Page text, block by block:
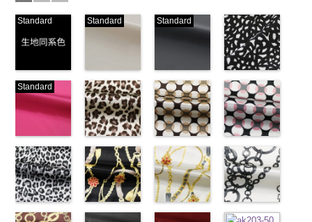
(-/TK)
http://www.anys.co.jp/wp-
content/uploads/2013/04/jpg
ステル100％
CHARALIST、
d.、
DOLCELABY、
Standard
(221/OT)
http://www.anys.co.jp/wp-
content/uploads/2013/04/221.jpg
221 ベージュ
ステル100％
CHARALIST、
d.、
DOLCELABY、
Standard
(19/OT)
http://www.anys.co.jp/wp-
content/uploads/2013/02/19.jpg
19 ブラック
ステル100％
CHARALIST、
d.、
DOLCELABY、
Standard
ワイト模様
(KKP3601-
24-C)
http://
24-c.jpg
KKP3601-24-
C ブラック×
ホワイト
(777/OT)
http://www.anys.co.jp/wp-
content/uploads/2013/08/777.jpg
777 ピンク
Standard
ブラウン
(KKP1092-
55-B/UN)
http://www.anys.co.jp/wp-
柄ベージュ
(KKP1092-
93-C/UN)
http://www.anys.co.jp/wp-
柄ピンク
(KKP1092-
93-D/UN)
http://